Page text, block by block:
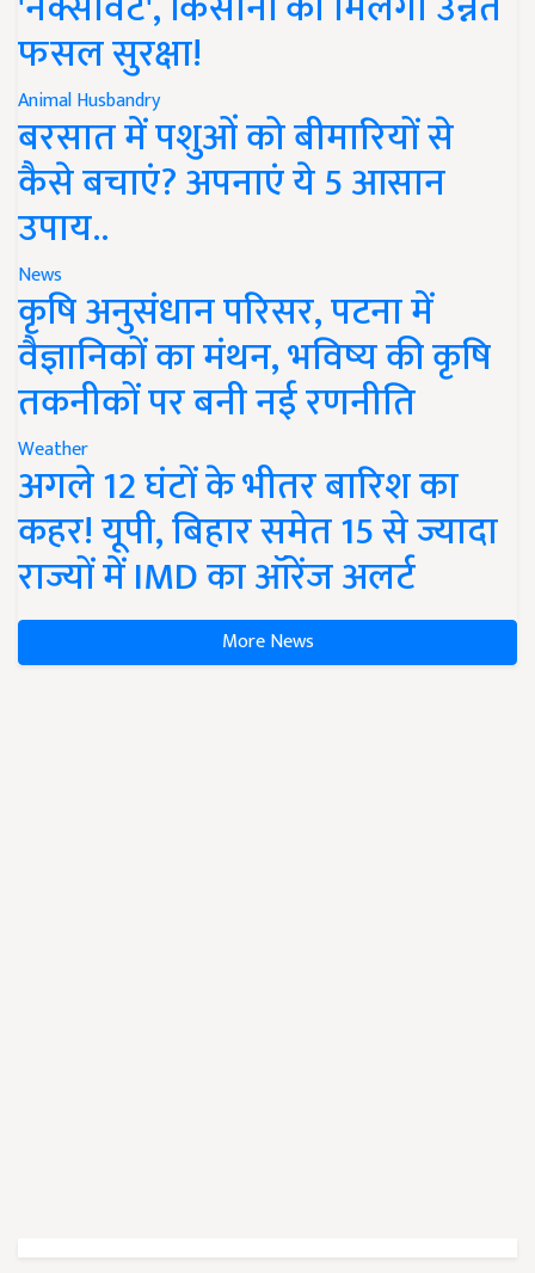
फसल सुरक्षा!
Animal Husbandry
बरसात में पशुओं को बीमारियों से
कैसे बचाएं? अपनाएं ये 5 आसान
उपाय..
News
कृषि अनुसंधान परिसर, पटना में
वैज्ञानिकों का मंथन, भविष्य की कृषि
तकनीकों पर बनी नई रणनीति
Weather
अगले 12 घंटों के भीतर बारिश का
कहर! यूपी, बिहार समेत 15 से ज्यादा
राज्यों में IMD का ऑरेंज अलर्ट
More News